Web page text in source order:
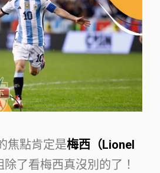
焦點肯定是梅西（Lionel
除了看梅西真沒別的了！